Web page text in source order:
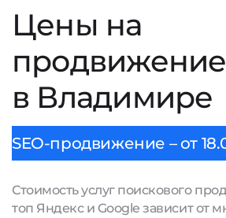
Цены на
в Владимире
SEO-продвижение – от
Стоимость услуг поискового
топ Яндекс и Google зависит от